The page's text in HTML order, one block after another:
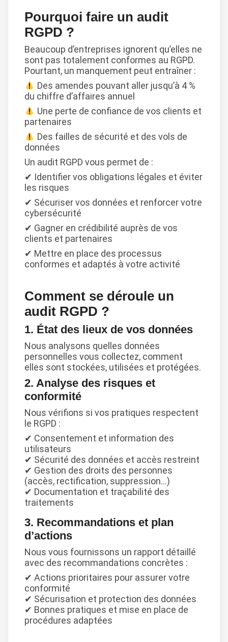
Pourquoi faire un audit
RGPD ?
Beaucoup d’entreprises ignorent qu’elles ne
sont pas totalement conformes au RGPD.
Pourtant, un manquement peut entraîner :
Des amendes pouvant aller jusqu’à 4 %
du chiffre d’affaires annuel
Une perte de confiance de vos clients et
partenaires
Des failles de sécurité et des vols de
données
Un audit RGPD vous permet de :
✔ Identifier vos obligations légales et éviter
les risques
✔ Sécuriser vos données et renforcer votre
cybersécurité
✔ Gagner en crédibilité auprès de vos
clients et partenaires
✔ Mettre en place des processus
conformes et adaptés à votre activité
Comment se déroule un
audit RGPD ?
1. État des lieux de vos données
Nous analysons quelles données
personnelles vous collectez, comment
elles sont stockées, utilisées et protégées.
2. Analyse des risques et
conformité
Nous vérifions si vos pratiques respectent
le RGPD :
✔ Consentement et information des
utilisateurs
✔ Sécurité des données et accès restreint
✔ Gestion des droits des personnes
(accès, rectification, suppression…)
✔ Documentation et traçabilité des
traitements
3. Recommandations et plan
d’actions
Nous vous fournissons un rapport détaillé
avec des recommandations concrètes :
✔ Actions prioritaires pour assurer votre
conformité
✔ Sécurisation et protection des données
✔ Bonnes pratiques et mise en place de
procédures adaptées